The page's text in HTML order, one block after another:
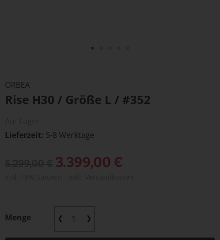
der
Bildergalerie
ORBEA
Rise H30 / Größe L / #352
Lieferzeit 5-8 Werktage
Sonderangebot
3.399,00 €
Menge